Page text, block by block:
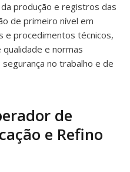
produção e registros das
de primeiro nível em
e procedimentos técnicos,
e normas
no trabalho e de
de
e Refino